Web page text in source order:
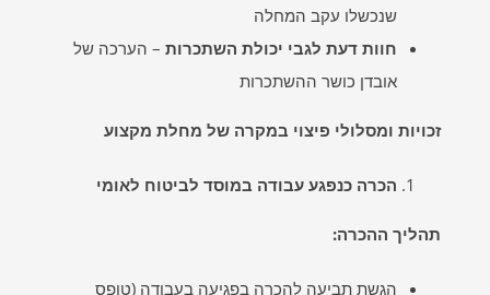
שנכשלו עקב המחלה
חוות דעת לגבי יכולת השתכרות – הערכה של
אובדן כושר ההשתכרות
זכויות ומסלולי פיצוי במקרה של מחלת מקצוע
הכרה כנפגע עבודה במוסד לביטוח לאומי
תהליך ההכרה:
הגשת תביעה להכרה בפגיעה בעבודה (טופס